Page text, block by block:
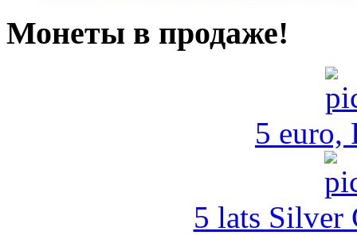
Монеты в продаже!
5 euro,
5 lats Silver